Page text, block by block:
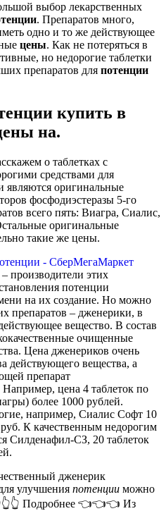
выбор лекарственных
. Препаратов много,
одно и то же действующее
цены. Как не потеряться в
но недорогие таблетки
препаратов для потенции
купить в
на.
о таблетках с
средствами для
являются оригинальные
фосфодиэстеразы 5-го
всего пять: Виагра, Сиалис,
оригинальные
такие же цены.
производители этих
потенции
на их создание. Но можно
препаратов – дженерики, в
вещество. В состав
очищенные
Цена дженериков очень
действующего вещества, а
препарат
цена 4 таблеток по
более 1000 рублей.
например, Сиалис Софт 10
К качественным недорогим
Силденафил-СЗ, 20 таблеток
дженерик
улучшения потенции можно
Подробнее 👈👈👈 Из